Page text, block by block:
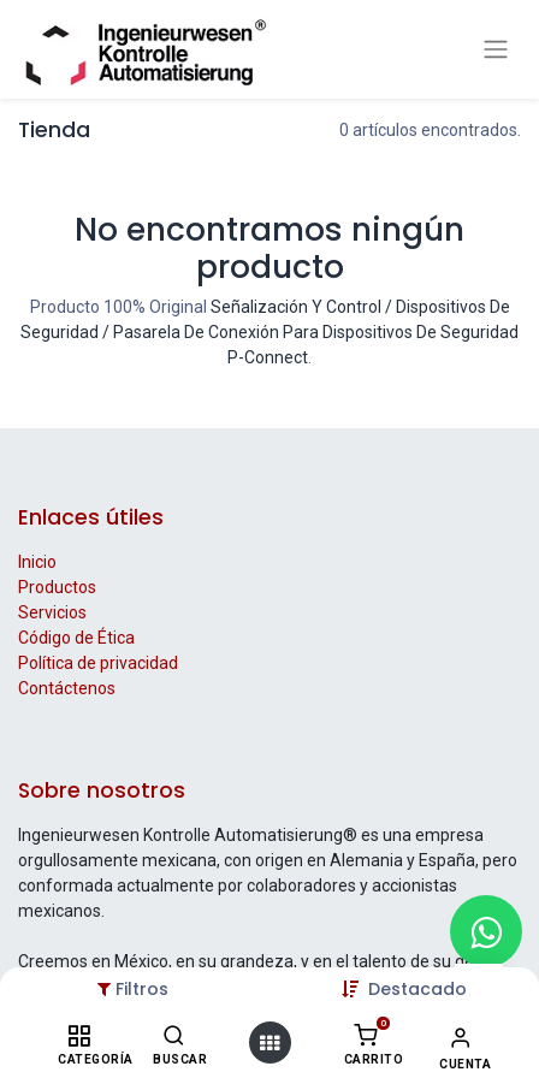
Filtros Destacado
CATEGORÍA BUSCAR
0
CARRITO CUENTA
Tienda 0 artículos encontrados.
No encontramos ningún
producto
Producto 100% Original Señalización Y Control / Dispositivos De
Seguridad / Pasarela De Conexión Para Dispositivos De Seguridad
P-Connect
Enlaces útiles
Inicio
Productos
Servicios
Código de Ética
Política de privacidad
Contáctenos
Sobre nosotros
Ingenieurwesen Kontrolle Automatisierung® es una empresa
orgullosamente mexicana, con origen en Alemania y España, pero
conformada actualmente por colaboradores y accionistas
mexicanos.
Creemos en México, en su grandeza, y en el talento de su gente.
Contáctenos